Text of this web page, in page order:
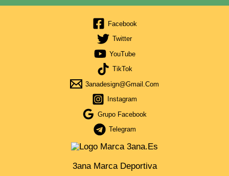
Facebook
Twitter
YouTube
TikTok
3anadesign@gmail.com
Instagram
Grupo Facebook
Telegram
3ana Marca Deportiva